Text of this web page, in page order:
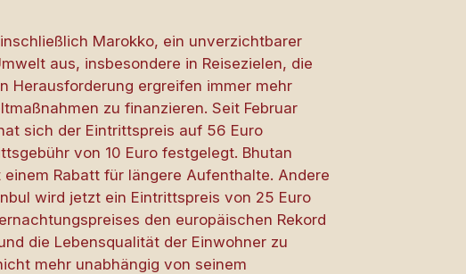
Marokko, ein unverzichtbarer
aus, insbesondere in Reisezielen, die
Herausforderung ergreifen immer mehr
zu finanzieren. Seit Februar
sich der Eintrittspreis auf 56 Euro
von 10 Euro festgelegt. Bhutan
Rabatt für längere Aufenthalte. Andere
wird jetzt ein Eintrittspreis von 25 Euro
den europäischen Rekord
die Lebensqualität der Einwohner zu
mehr unabhängig von seinem